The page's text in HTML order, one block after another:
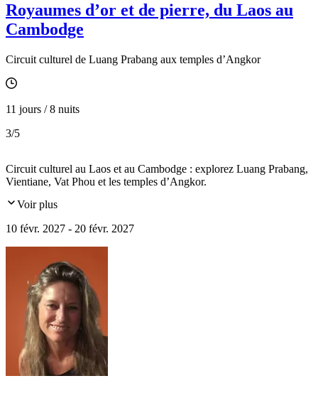
Royaumes d’or et de pierre, du Laos au
Cambodge
Circuit culturel de Luang Prabang aux temples d’Angkor
11 jours / 8 nuits
3/5
Circuit culturel au Laos et au Cambodge : explorez Luang Prabang,
Vientiane, Vat Phou et les temples d’Angkor.
Voir plus
10 févr. 2027 - 20 févr. 2027